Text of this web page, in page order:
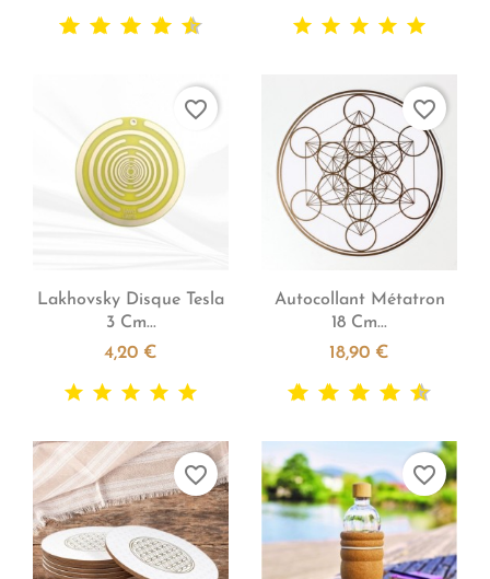
Aperçu rapide
Lakhovsky Disque Tesla
3 Cm...
4,20 €
favorite_border
Aperçu rapide
Autocollant Métatron
18 Cm...
18,90 €
favorite_border
favorite_border favorite_border